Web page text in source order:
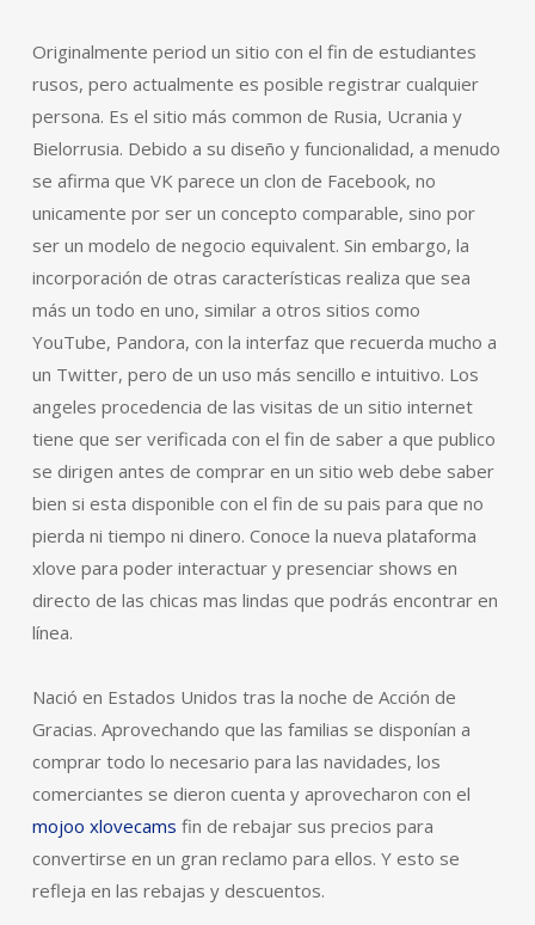
Originalmente period un sitio con el fin de estudiantes
rusos, pero actualmente es posible registrar cualquier
persona. Es el sitio más common de Rusia, Ucrania y
Bielorrusia. Debido a su diseño y funcionalidad, a menudo
se afirma que VK parece un clon de Facebook, no
unicamente por ser un concepto comparable, sino por
ser un modelo de negocio equivalent. Sin embargo, la
incorporación de otras características realiza que sea
más un todo en uno, similar a otros sitios como
YouTube, Pandora, con la interfaz que recuerda mucho a
un Twitter, pero de un uso más sencillo e intuitivo. Los
angeles procedencia de las visitas de un sitio internet
tiene que ser verificada con el fin de saber a que publico
se dirigen antes de comprar en un sitio web debe saber
bien si esta disponible con el fin de su pais para que no
pierda ni tiempo ni dinero. Conoce la nueva plataforma
xlove para poder interactuar y presenciar shows en
directo de las chicas mas lindas que podrás encontrar en
línea.
Nació en Estados Unidos tras la noche de Acción de
Gracias. Aprovechando que las familias se disponían a
comprar todo lo necesario para las navidades, los
comerciantes se dieron cuenta y aprovecharon con el
mojoo xlovecams fin de rebajar sus precios para
convertirse en un gran reclamo para ellos. Y esto se
refleja en las rebajas y descuentos.